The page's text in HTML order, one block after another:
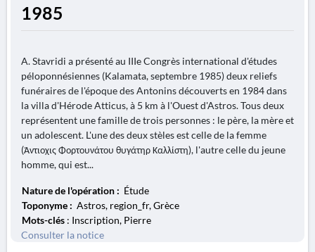
1985
A. Stavridi a présenté au IIIe Congrès international d'études
péloponnésiennes (Kalamata, septembre 1985) deux reliefs
funéraires de l'époque des Antonins découverts en 1984 dans
la villa d'Hérode Atticus, à 5 km à l'Ouest d'Astros. Tous deux
représentent une famille de trois personnes : le père, la mère et
un adolescent. L'une des deux stèles est celle de la femme
(Άντιοχις Φορτουνάτου θυγάτηρ Καλλίστη), l'autre celle du jeune
homme, qui est...
Nature de l'opération : Étude
Toponyme : Astros, region_fr, Grèce
Mots-clés : Inscription, Pierre
Consulter la notice